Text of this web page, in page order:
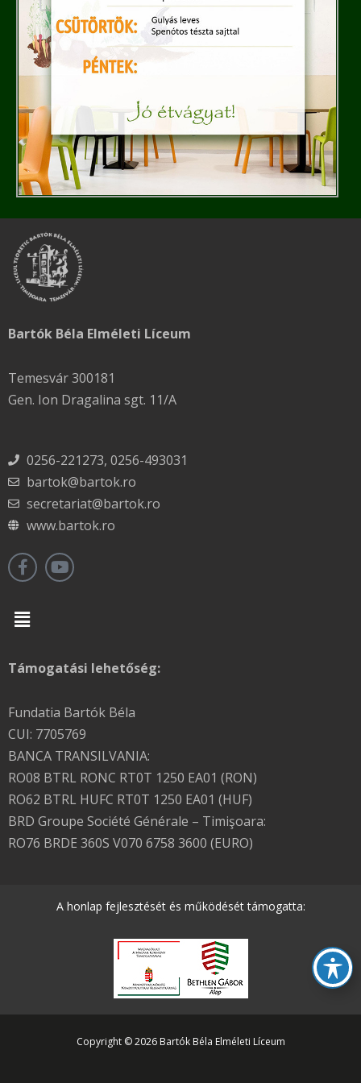
Bartók Béla Elméleti Líceum
Temesvár 300181
Gen. Ion Dragalina sgt. 11/A
0256-221273, 0256-493031
bartok@bartok.ro
secretariat@bartok.ro
www.bartok.ro
Menu
Támogatási lehetőség:
Fundatia Bartók Béla
CUI: 7705769
BANCA TRANSILVANIA:
RO08 BTRL RONC RT0T 1250 EA01 (RON)
RO62 BTRL HUFC RT0T 1250 EA01 (HUF)
BRD Groupe Société Générale – Timişoara:
RO76 BRDE 360S V070 6758 3600 (EURO)
A honlap fejlesztését és működését támogatta:
Copyright © 2026 Bartók Béla Elméleti Líceum